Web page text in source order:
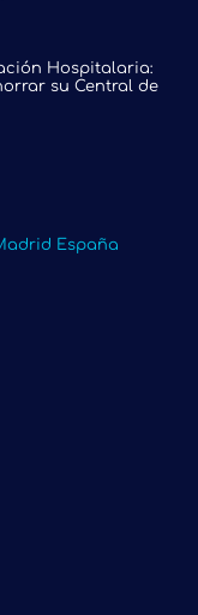
Hospitalaria:
su Central de
España